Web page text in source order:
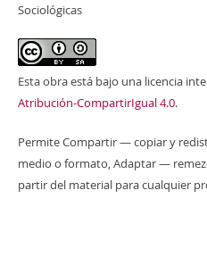
Sociológicas
Esta obra está bajo una licencia
Atribución-CompartirIgual 4.0.
Permite Compartir — copiar y
medio o formato, Adaptar —
partir del material para cualquier